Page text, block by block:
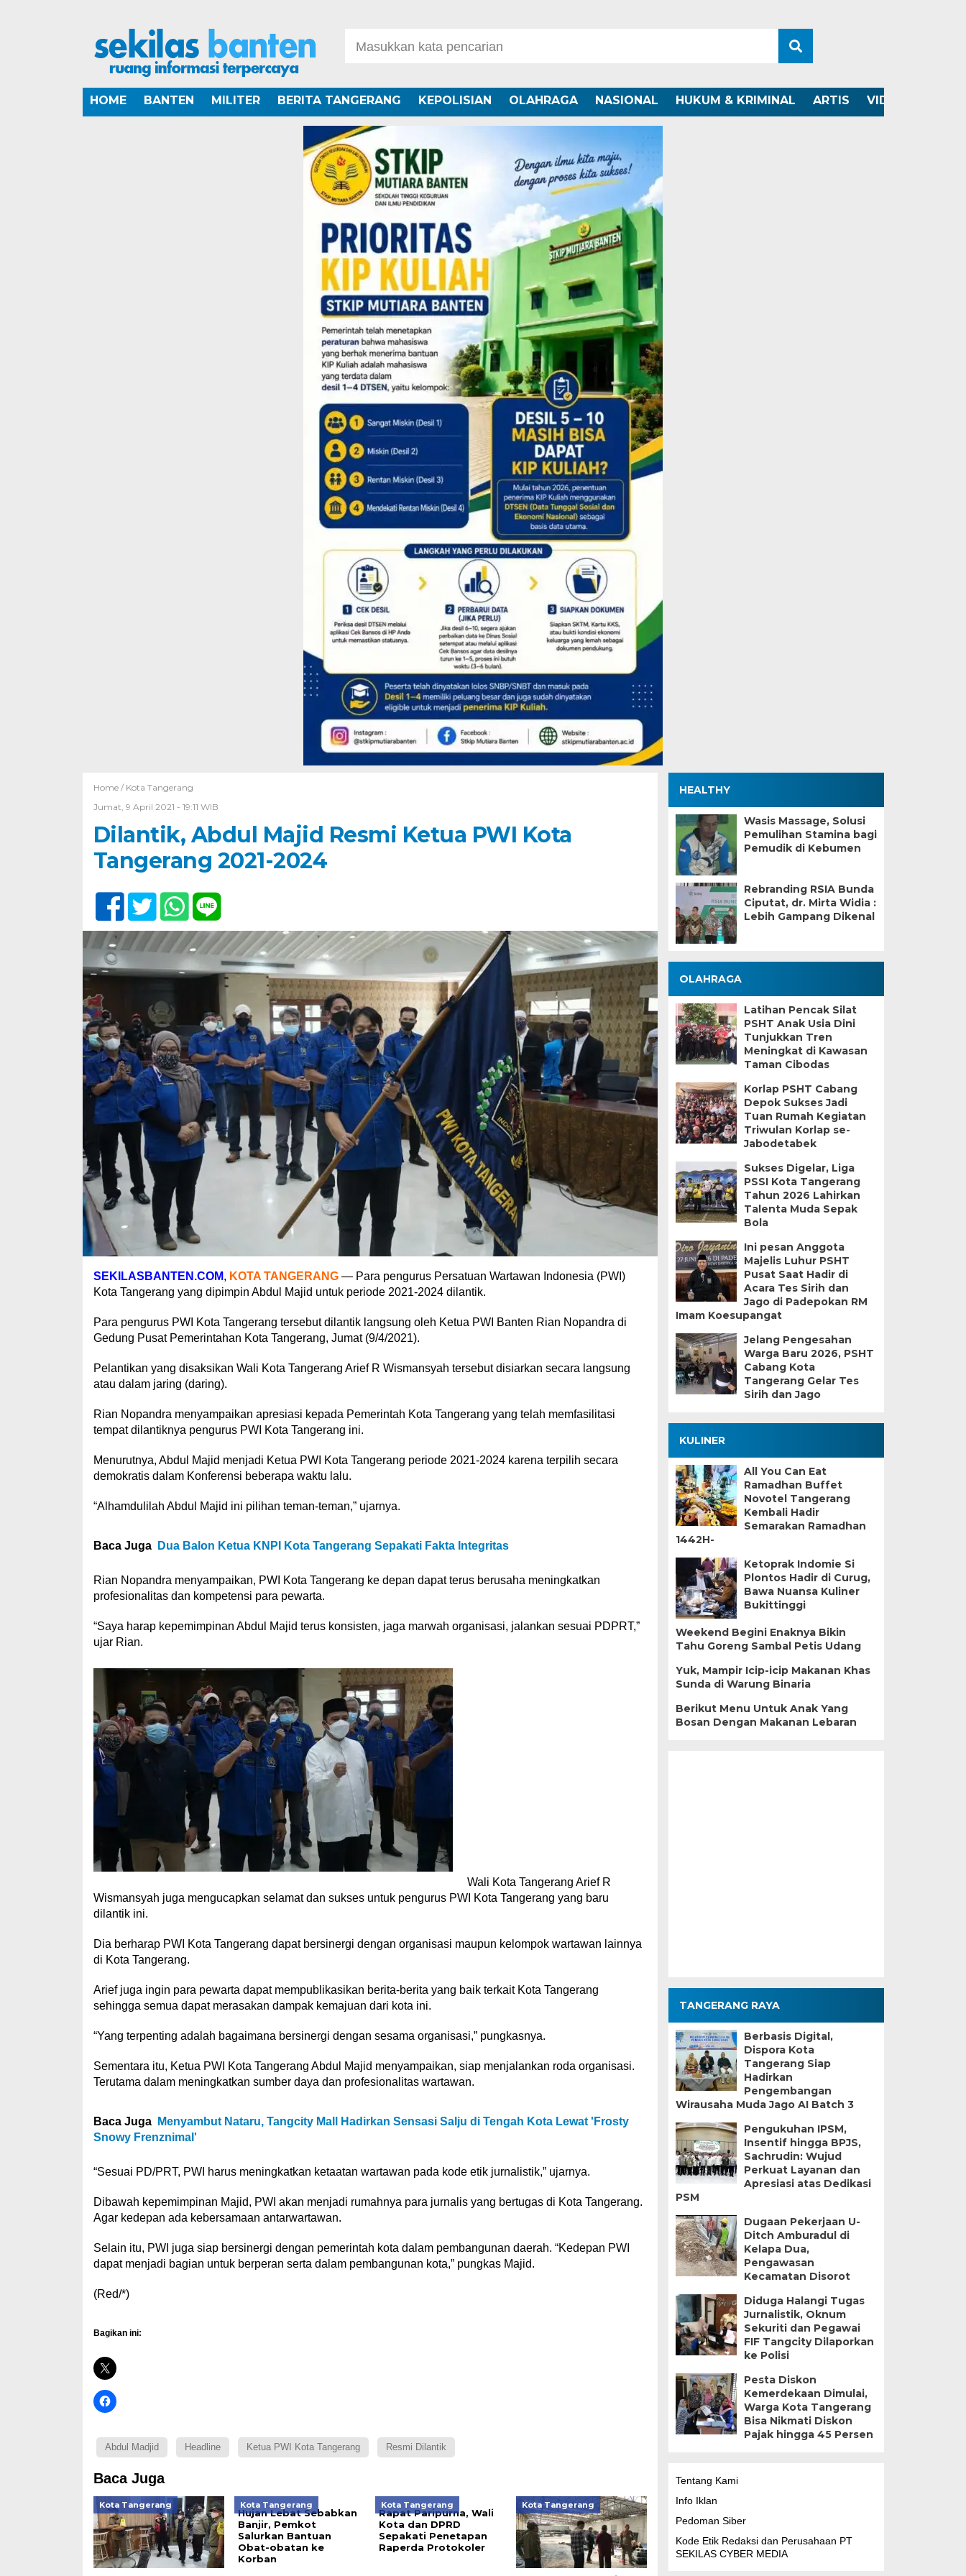
HOME BANTEN MILITER BERITA TANGERANG KEPOLISIAN OLAHRAGA NASIONAL HUKUM & KRIMINAL ARTIS VIDEO
Home / Kota Tangerang
Jumat, 9 April 2021 - 19:11 WIB
Dilantik, Abdul Majid Resmi Ketua PWI Kota
Tangerang 2021-2024
SEKILASBANTEN.COM, KOTA TANGERANG— Para pengurus Persatuan Wartawan Indonesia (PWI)
Kota Tangerang yang dipimpin Abdul Majid untuk periode 2021-2024 dilantik.
Para pengurus PWI Kota Tangerang tersebut dilantik langsung oleh Ketua PWI Banten Rian Nopandra di
Gedung Pusat Pemerintahan Kota Tangerang, Jumat (9/4/2021).
Pelantikan yang disaksikan Wali Kota Tangerang Arief R Wismansyah tersebut disiarkan secara langsung
atau dalam jaring (daring).
Rian Nopandra menyampaikan apresiasi kepada Pemerintah Kota Tangerang yang telah memfasilitasi
tempat dilantiknya pengurus PWI Kota Tangerang ini.
Menurutnya, Abdul Majid menjadi Ketua PWI Kota Tangerang periode 2021-2024 karena terpilih secara
demokratis dalam Konferensi beberapa waktu lalu.
“Alhamdulilah Abdul Majid ini pilihan teman-teman,” ujarnya.
Baca Juga Dua Balon Ketua KNPI Kota Tangerang Sepakati Fakta Integritas
Rian Nopandra menyampaikan, PWI Kota Tangerang ke depan dapat terus berusaha meningkatkan
profesionalitas dan kompetensi para pewarta.
“Saya harap kepemimpinan Abdul Majid terus konsisten, jaga marwah organisasi, jalankan sesuai PDPRT,”
ujar Rian.
Wali Kota Tangerang Arief R
Wismansyah juga mengucapkan selamat dan sukses untuk pengurus PWI Kota Tangerang yang baru
dilantik ini.
Dia berharap PWI Kota Tangerang dapat bersinergi dengan organisasi maupun kelompok wartawan lainnya
di Kota Tangerang.
Arief juga ingin para pewarta dapat mempublikasikan berita-berita yang baik terkait Kota Tangerang
sehingga semua dapat merasakan dampak kemajuan dari kota ini.
“Yang terpenting adalah bagaimana bersinergi dengan sesama organisasi,” pungkasnya.
Sementara itu, Ketua PWI Kota Tangerang Abdul Majid menyampaikan, siap menjalankan roda organisasi.
Terutama dalam meningkatkan sumber daya dan profesionalitas wartawan.
Baca Juga
Menyambut Nataru, Tangcity Mall Hadirkan Sensasi Salju di Tengah Kota Lewat 'Frosty
Snowy Frenznimal'
“Sesuai PD/PRT, PWI harus meningkatkan ketaatan wartawan pada kode etik jurnalistik,” ujarnya.
Dibawah kepemimpinan Majid, PWI akan menjadi rumahnya para jurnalis yang bertugas di Kota Tangerang.
Agar kedepan ada kebersamaan antarwartawan.
Selain itu, PWI juga siap bersinergi dengan pemerintah kota dalam pembangunan daerah. “Kedepan PWI
dapat menjadi bagian untuk berperan serta dalam pembangunan kota,” pungkas Majid.
(Red/*)
Bagikan ini:
Abdul Madjid Headline Ketua PWI Kota Tangerang Resmi Dilantik
Baca Juga
Kota Tangerang Kota Tangerang
Hujan Lebat Sebabkan
Banjir, Pemkot
Salurkan Bantuan
Obat-obatan ke
Korban
Kota Tangerang
Rapat Paripurna, Wali
Kota dan DPRD
Sepakati Penetapan
Raperda Protokoler
Kota Tangerang
HEALTHY
Wasis Massage, Solusi
Pemulihan Stamina bagi
Pemudik di Kebumen
Rebranding RSIA Bunda
Ciputat, dr. Mirta Widia :
Lebih Gampang Dikenal
OLAHRAGA
Latihan Pencak Silat
PSHT Anak Usia Dini
Tunjukkan Tren
Meningkat di Kawasan
Taman Cibodas
Korlap PSHT Cabang
Depok Sukses Jadi
Tuan Rumah Kegiatan
Triwulan Korlap se-
Jabodetabek
Sukses Digelar, Liga
PSSI Kota Tangerang
Tahun 2026 Lahirkan
Talenta Muda Sepak
Bola
Ini pesan Anggota
Majelis Luhur PSHT
Pusat Saat Hadir di
Acara Tes Sirih dan
Jago di Padepokan RM
Imam Koesupangat
Jelang Pengesahan
Warga Baru 2026, PSHT
Cabang Kota
Tangerang Gelar Tes
Sirih dan Jago
KULINER
All You Can Eat
Ramadhan Buffet
Novotel Tangerang
Kembali Hadir
Semarakan Ramadhan
1442H-
Ketoprak Indomie Si
Plontos Hadir di Curug,
Bawa Nuansa Kuliner
Bukittinggi
Weekend Begini Enaknya Bikin
Tahu Goreng Sambal Petis Udang
Yuk, Mampir Icip-icip Makanan Khas
Sunda di Warung Binaria
Berikut Menu Untuk Anak Yang
Bosan Dengan Makanan Lebaran
TANGERANG RAYA
Berbasis Digital,
Dispora Kota
Tangerang Siap
Hadirkan
Pengembangan
Wirausaha Muda Jago AI Batch 3
Pengukuhan IPSM,
Insentif hingga BPJS,
Sachrudin: Wujud
Perkuat Layanan dan
Apresiasi atas Dedikasi
PSM
Dugaan Pekerjaan U-
Ditch Amburadul di
Kelapa Dua,
Pengawasan
Kecamatan Disorot
Diduga Halangi Tugas
Jurnalistik, Oknum
Sekuriti dan Pegawai
FIF Tangcity Dilaporkan
ke Polisi
Pesta Diskon
Kemerdekaan Dimulai,
Warga Kota Tangerang
Bisa Nikmati Diskon
Pajak hingga 45 Persen
Tentang Kami
Info Iklan
Pedoman Siber
Kode Etik Redaksi dan Perusahaan PT
SEKILAS CYBER MEDIA